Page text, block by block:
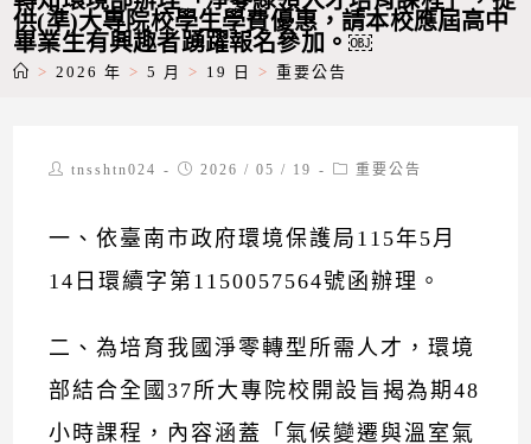
供(準)大專院校學生學費優惠，請本校應屆高中
畢業生有興趣者踴躍報名參加。￼
> 2026 年 > 5 月 > 19 日 > 重要公告
Posttnsshtn024
Post2026 / 05 / 19
Post重要公告
一、依臺南市政府環境保護局115年5月
14日環續字第1150057564號函辦理。
二、為培育我國淨零轉型所需人才，環境
部結合全國37所大專院校開設旨揭為期48
小時課程，內容涵蓋「氣候變遷與溫室氣